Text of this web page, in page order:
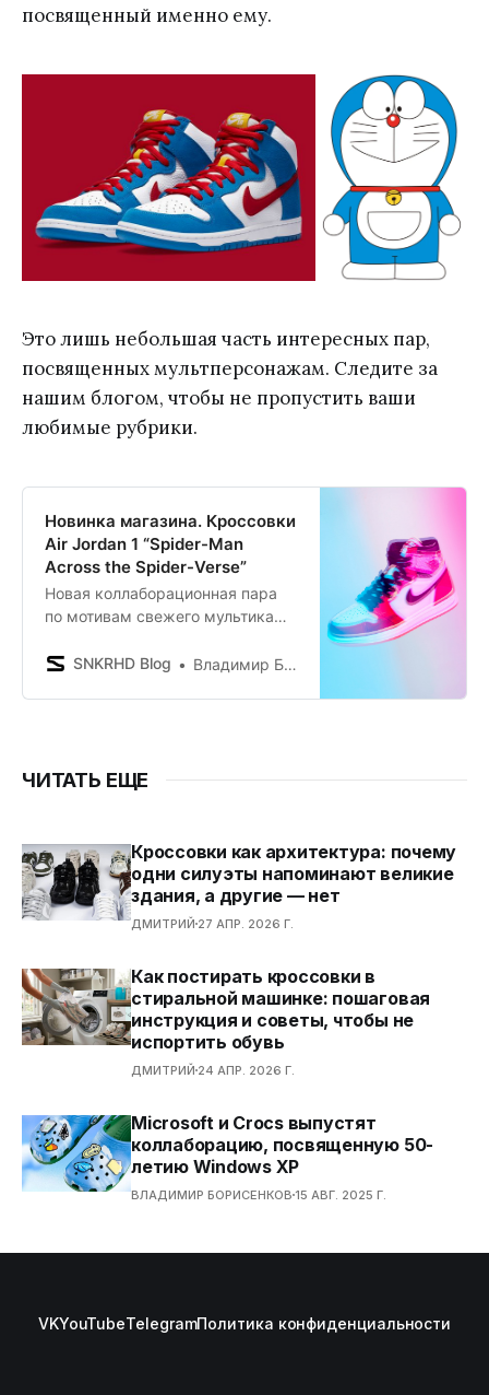
посвященный именно ему.
Это лишь небольшая часть интересных пар,
посвященных мультперсонажам. Следите за
нашим блогом, чтобы не пропустить ваши
любимые рубрики.
Новинка магазина. Кроссовки
Air Jordan 1 “Spider-Man
Across the Spider-Verse”
Новая коллаборационная пара
по мотивам свежего мультика
SNKRHD Blog
Владимир Борисенков
ЧИТАТЬ ЕЩЕ
Кроссовки как архитектура: почему
одни силуэты напоминают великие
здания, а другие — нет
ДМИТРИЙ 27 АПР. 2026 Г.
Как постирать кроссовки в
стиральной машинке: пошаговая
инструкция и советы, чтобы не
испортить обувь
ДМИТРИЙ 24 АПР. 2026 Г.
Microsoft и Crocs выпустят
коллаборацию, посвященную 50-
летию Windows XP
ВЛАДИМИР БОРИСЕНКОВ 15 АВГ. 2025 Г.
VKYouTubeTelegramПолитика конфиденциальности